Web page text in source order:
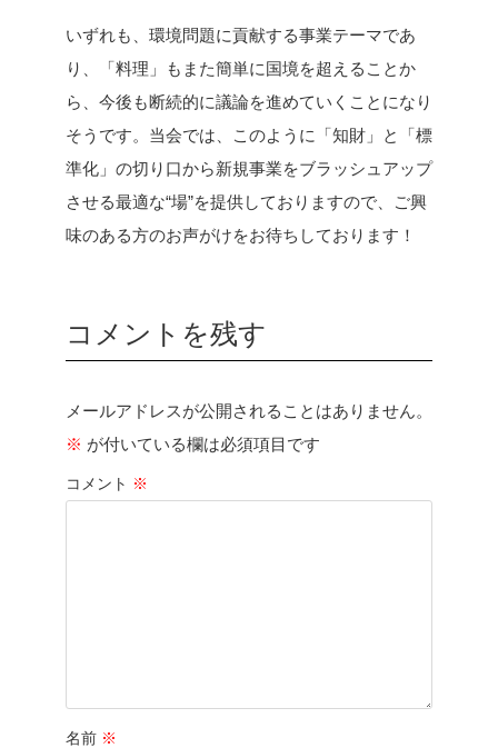
いずれも、環境問題に貢献する事業テーマであ
り、「料理」もまた簡単に国境を超えることか
ら、今後も断続的に議論を進めていくことになり
そうです。 当会では、このように「知財」と「標
準化」の切り口から新規事業をブラッシュアップ
させる最適な“場”を提供しておりますので、ご興
味のある方のお声がけをお待ちしております！
コメントを残す
メールアドレスが公開されることはありません。
※ が付いている欄は必須項目です
コメント ※
名前 ※